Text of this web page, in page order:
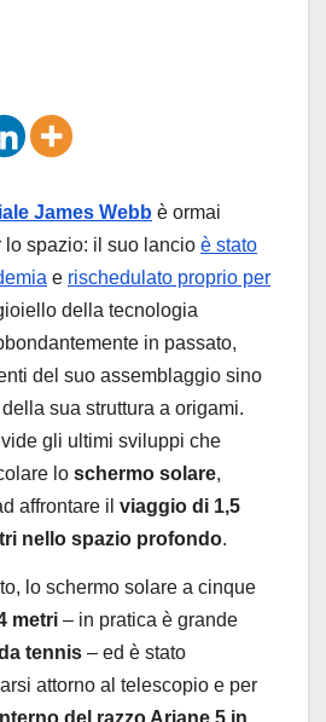
James Webb è ormai
lo spazio: il suo lancio è stato
e rischedulato proprio per
della tecnologia
in passato,
del suo assemblaggio sino
sua struttura a origami.
gli ultimi sviluppi che
lo schermo solare,
affrontare il viaggio di 1,5
nello spazio profondo.
lo schermo solare a cinque
metri – in pratica è grande
tennis – ed è stato
attorno al telescopio e per
del razzo Ariane 5 in